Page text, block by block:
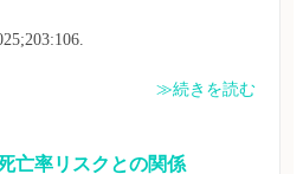
≫続きを読む
亡率リスクとの関係